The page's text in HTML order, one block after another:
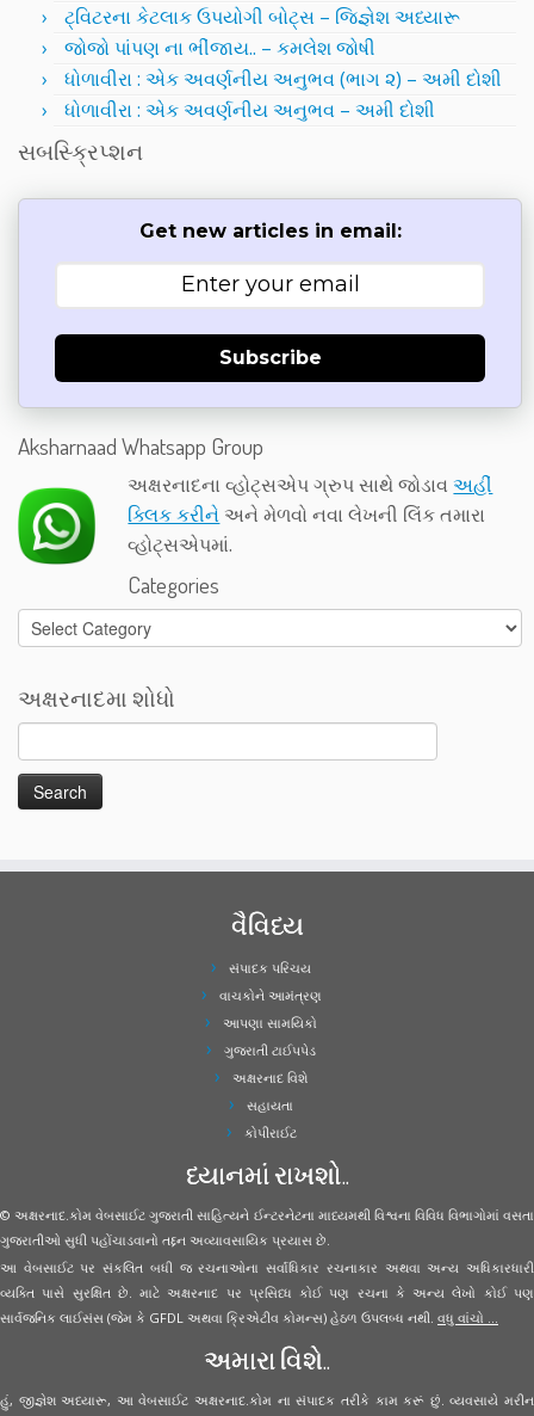
ટ્વિટરના કેટલાક ઉપયોગી બોટ્સ – જિજ્ઞેશ અધ્યારૂ
જોજો પાંપણ ના ભીંજાય.. – કમલેશ જોષી
ધોળાવીરા : એક અવર્ણનીય અનુભવ (ભાગ ૨) – અમી દોશી
ધોળાવીરા : એક અવર્ણનીય અનુભવ – અમી દોશી
સબસ્ક્રિપ્શન
Get new articles in email:
Subscribe
Aksharnaad Whatsapp Group
અક્ષરનાદના વ્હોટ્સએપ ગ્રુપ સાથે જોડાવઅહીં
ક્લિક કરીને અને મેળવો નવા લેખની લિંક તમારા
વ્હોટ્સએપમાં.
Categories
Categories
અક્ષરનાદમા શોધો
વૈવિધ્ય
સંપાદક પરિચય
વાચકોને આમંત્રણ
આપણા સામયિકો
ગુજરાતી ટાઈપપેડ
અક્ષરનાદ વિશે
સહાયતા
કોપીરાઈટ
ધ્યાનમાં રાખશો..
© અક્ષરનાદ.કોમ વેબસાઈટ ગુજરાતી સાહિત્યને ઈન્ટરનેટના માધ્યમથી વિશ્વના વિવિધ વિભાગોમાં વસતા
ગુજરાતીઓ સુધી પહોંચાડવાનો તદ્દન અવ્યાવસાયિક પ્રયાસ છે.
આ વેબસાઈટ પર સંકલિત બધી જ રચનાઓના સર્વાધિકાર રચનાકાર અથવા અન્ય અધિકારધારી
વ્યક્તિ પાસે સુરક્ષિત છે. માટે અક્ષરનાદ પર પ્રસિધ્ધ કોઈ પણ રચના કે અન્ય લેખો કોઈ પણ
સાર્વજનિક લાઈસંસ (જેમ કે GFDL અથવા ક્રિએટીવ કોમન્સ) હેઠળ ઉપલબ્ધ નથી. વધુ વાંચો ...
અમારા વિશે..
હું, જીજ્ઞેશ અધ્યારૂ, આ વેબસાઈટ અક્ષરનાદ.કોમ ના સંપાદક તરીકે કામ કરૂં છું. વ્યવસાયે મરીન